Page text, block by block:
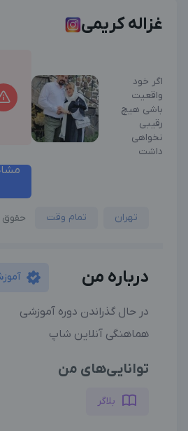
غزاله کریمی
اگر خود
واقعیت
باشی هیچ
رقیبی
نخواهی
داشت
تهران تمام وقت حقوق
درباره من
در حال گذراندن دوره آموزشی
هماهنگی آنلاین شاپ
توانایی‌های من
بلاگر